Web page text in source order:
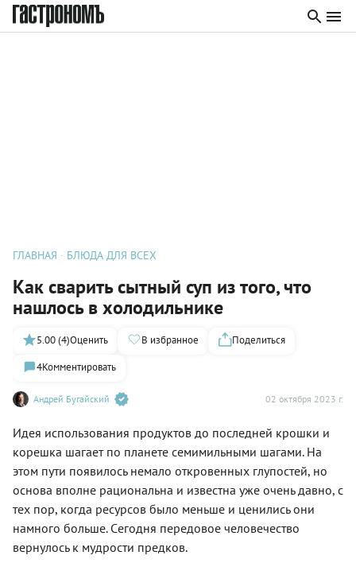
ГЛАВНАЯ БЛЮДА ДЛЯ ВСЕХ
Как сварить сытный суп из того, что
нашлось в холодильнике
Андрей Бугайский 02 октября 2023 г.
5.00 (4)Оценить В избранное
Поделиться
4Комментировать
Идея использования продуктов до последней крошки и
корешка шагает по планете семимильными шагами. На
этом пути появилось немало откровенных глупостей, но
основа вполне рациональна и известна уже очень давно, с
тех пор, когда ресурсов было меньше и ценились они
намного больше. Cегодня передовое человечество
вернулось к мудрости предков.